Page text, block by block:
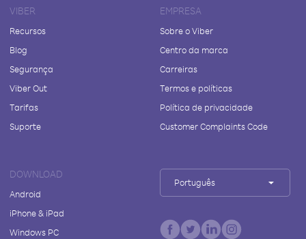
VIBER
Recursos
Blog
Segurança
Viber Out
Tarifas
Suporte
EMPRESA
Sobre o Viber
Centro da marca
Carreiras
Termos e políticas
Política de privacidade
Customer Complaints Code
DOWNLOAD
Android
iPhone & iPad
Windows PC
Português